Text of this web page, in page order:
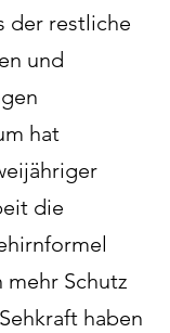
der restliche
und
hat
die
mehr Schutz
haben